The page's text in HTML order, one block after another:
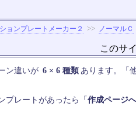
ョンプレートメーカー２ >> ノーマルＣ
このサ
ン違いが 6 × 6 種類 あります。「
プレートがあったら「 作成ページ